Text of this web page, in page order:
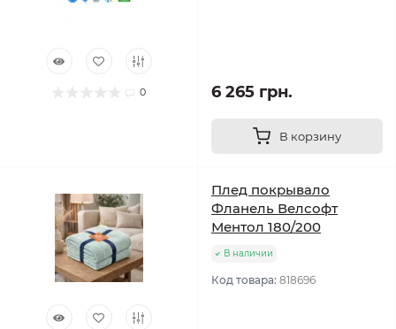
0 6 265 грн.
В корзину
Плед покрывало
Фланель Велсофт
Ментол 180/200
В наличии
Код товара: 818696